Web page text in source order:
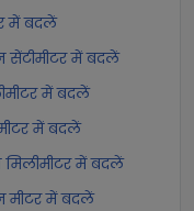
में बदलें
सेंटीमीटर में बदलें
में बदलें
में बदलें
मिलीमीटर में बदलें
मीटर में बदलें